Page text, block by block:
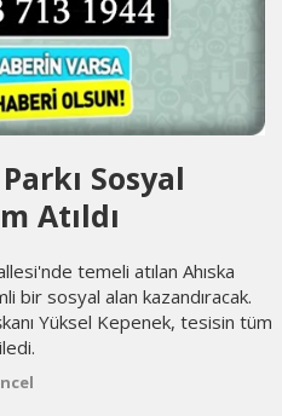
Sosyal
Atıldı
temeli atılan Ahıska
bir sosyal alan kazandıracak.
Yüksel Kepenek, tesisin tüm